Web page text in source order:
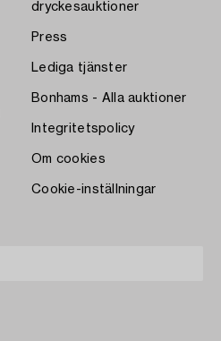
dryckesauktioner
Press
Lediga tjänster
Bonhams - Alla auktioner
Integritetspolicy
Om cookies
Cookie-inställningar